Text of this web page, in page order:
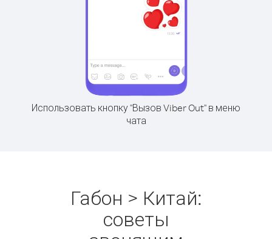
Использовать кнопку "Вызов Viber Out" в меню
чата
Габон > Китай:
советы